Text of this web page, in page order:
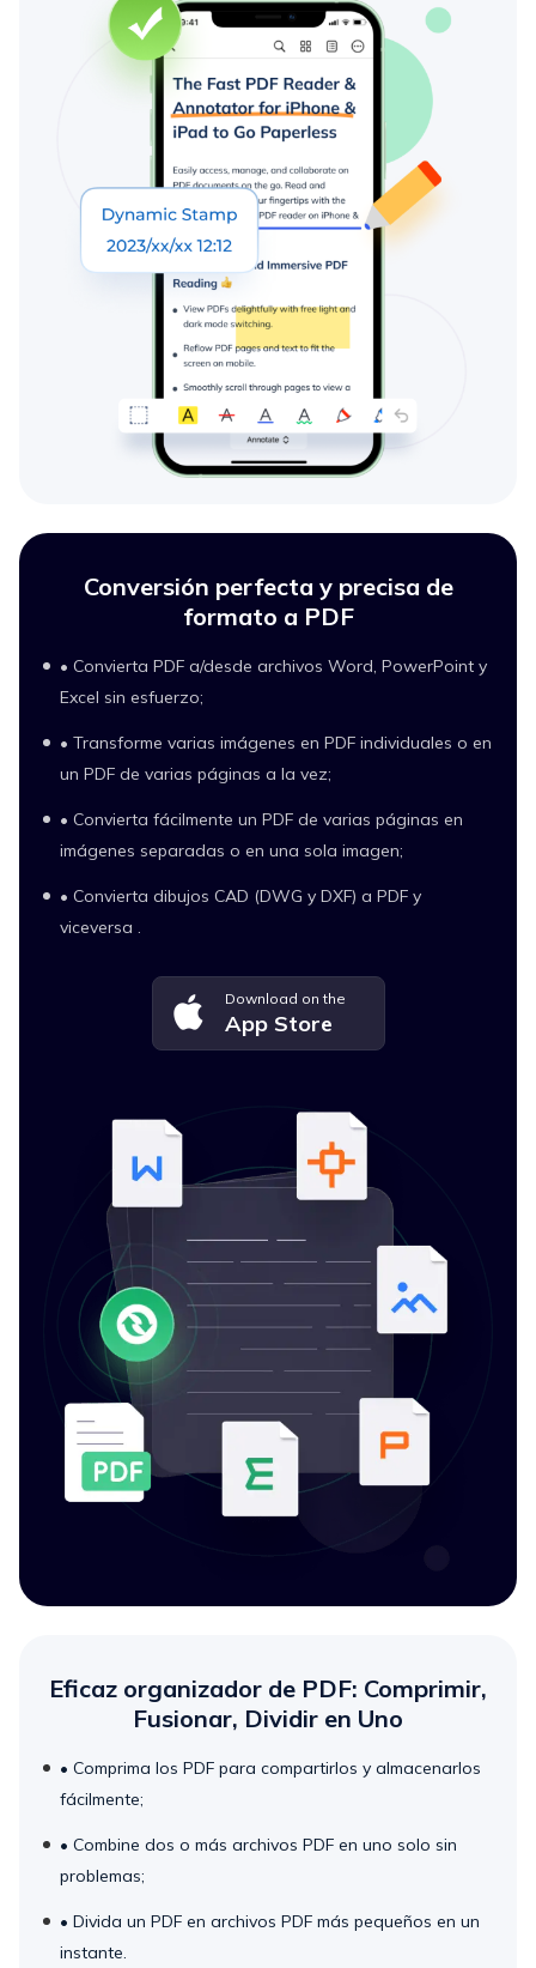
Conversión perfecta y precisa de
formato a PDF
• Convierta PDF a/desde archivos Word, PowerPoint y
Excel sin esfuerzo;
• Transforme varias imágenes en PDF individuales o en
un PDF de varias páginas a la vez;
• Convierta fácilmente un PDF de varias páginas en
imágenes separadas o en una sola imagen;
• Convierta dibujos CAD (DWG y DXF) a PDF y
viceversa .
Download on the
App Store
Eficaz organizador de PDF: Comprimir,
Fusionar, Dividir en Uno
• Comprima los PDF para compartirlos y almacenarlos
fácilmente;
• Combine dos o más archivos PDF en uno solo sin
problemas;
• Divida un PDF en archivos PDF más pequeños en un
instante.